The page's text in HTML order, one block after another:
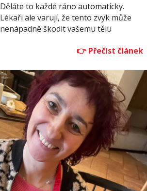
Děláte to každé ráno automaticky.
Lékaři ale varují, že tento zvyk může
nenápadně škodit vašemu tělu